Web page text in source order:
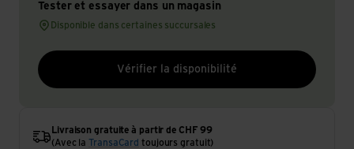
Tester et essayer dans un magasin
Disponible dans certaines succursales
Vérifier la disponibilité
Livraison gratuite à partir de CHF 99
(Avec la
TransaCard toujours gratuit)